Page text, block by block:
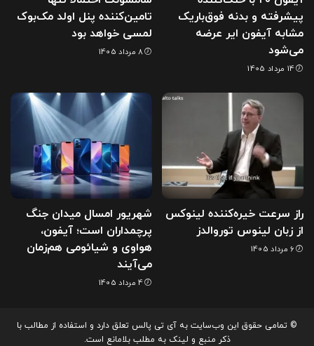
پیشرفته و بدنه فوق‌باریک
مشابه آیفون ایر عرضه
می‌شود
14 مرداد 1405
تامین‌کننده پنل اولد مک‌بوک
لمسی خواهد بود
8 مرداد 1405
راز سرعت خیره‌کننده لینوکس
از زبان لینوس توروالدز
6 مرداد 1405
شهریور امسال میدان جنگ
پرچمداران است؛ آیفون،
هواوی و شیائومی هم‌زمان
می‌آیند
4 مرداد 1405
© تمامی حقوق این وب‌سایت به آی تی پالس تعلق دارد و استفاده از مطالب با
ذکر منبع و لینک به مطلب بلامانع است.